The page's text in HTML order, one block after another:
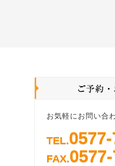
お気軽にお問い合
TEL.
FAX.